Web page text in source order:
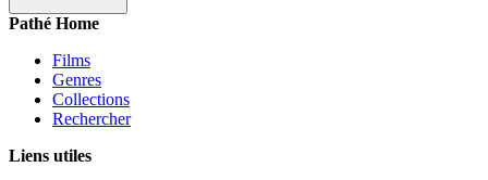
Pathé Home
Films
Genres
Collections
Rechercher
Liens utiles